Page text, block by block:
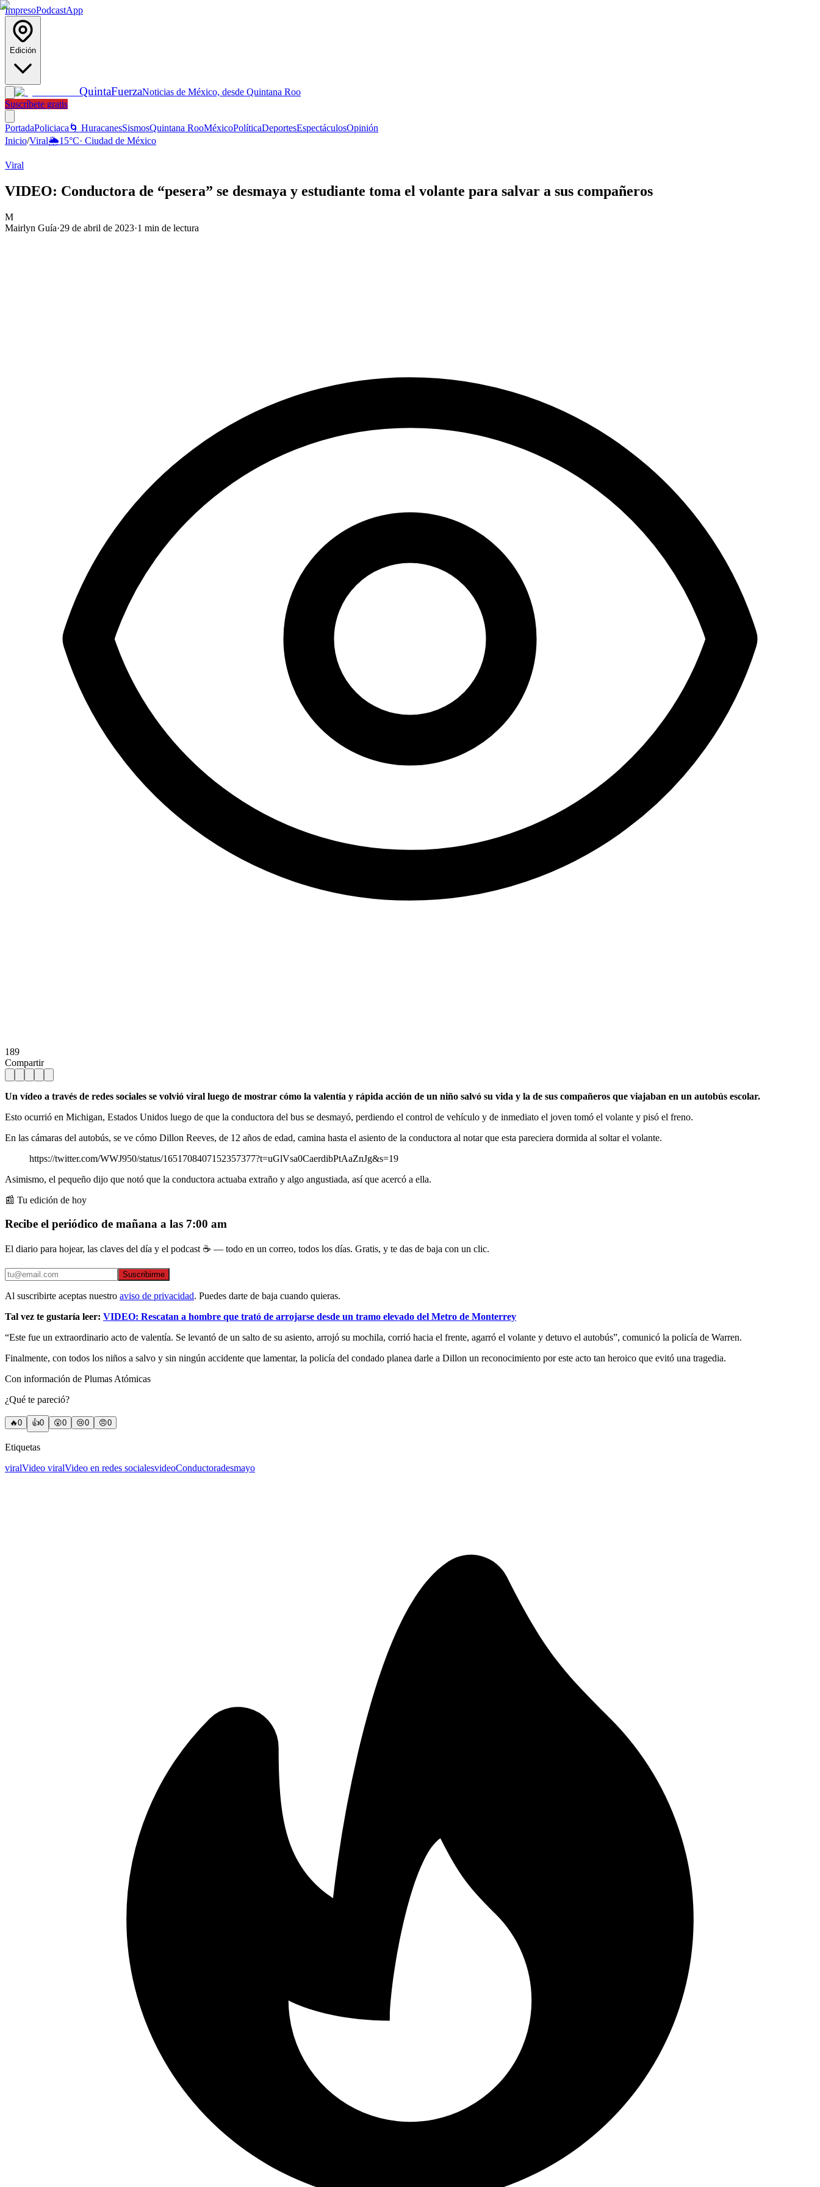
ImpresoPodcastApp
Edición
QuintaFuerzaNoticias de México, desde Quintana Roo
Suscríbete gratis
PortadaPoliciaca 🌀 HuracanesSismosQuintana RooMéxicoPolíticaDeportesEspectáculosOpinión
Inicio/Viral🌦️15°C· Ciudad de México
Viral
VIDEO: Conductora de “pesera” se desmaya y estudiante toma el volante para salvar a sus compañeros
M
Mairlyn Guía·29 de abril de 2023·1 min de lectura
189
Compartir
Un vídeo a través de redes sociales se volvió viral luego de mostrar cómo la valentía y rápida acción de un niño salvó su vida y la de sus compañeros que viajaban en un autobús escolar.
Esto ocurrió en Michigan, Estados Unidos luego de que la conductora del bus se desmayó, perdiendo el control de vehículo y de inmediato el joven tomó el volante y pisó el freno.
En las cámaras del autobús, se ve cómo Dillon Reeves, de 12 años de edad, camina hasta el asiento de la conductora al notar que esta pareciera dormida al soltar el volante.
https://twitter.com/WWJ950/status/1651708407152357377?t=uGlVsa0CaerdibPtAaZnJg&s=19
Asimismo, el pequeño dijo que notó que la conductora actuaba extraño y algo angustiada, así que acercó a ella.
📰 Tu edición de hoy
Recibe el periódico de mañana a las 7:00 am
El diario para hojear, las claves del día y el podcast ☕ — todo en un correo, todos los días. Gratis, y te das de baja con un clic.
Suscribirme
Al suscribirte aceptas nuestro aviso de privacidad. Puedes darte de baja cuando quieras.
Tal vez te gustaría leer: VIDEO: Rescatan a hombre que trató de arrojarse desde un tramo elevado del Metro de Monterrey
“Este fue un extraordinario acto de valentía. Se levantó de un salto de su asiento, arrojó su mochila, corrió hacia el frente, agarró el volante y detuvo el autobús”, comunicó la policía de Warren.
Finalmente, con todos los niños a salvo y sin ningún accidente que lamentar, la policía del condado planea darle a Dillon un reconocimiento por este acto tan heroico que evitó una tragedia.
Con información de Plumas Atómicas
¿Qué te pareció?
🔥0 👍0 😲0 😢0 😠0
Etiquetas
viralVideo viralVideo en redes socialesvideoConductoradesmayo